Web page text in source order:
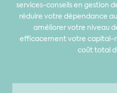
services-conseils en gestion
réduire votre dépendance
améliorer votre niveau
efficacement votre capital-
coût total